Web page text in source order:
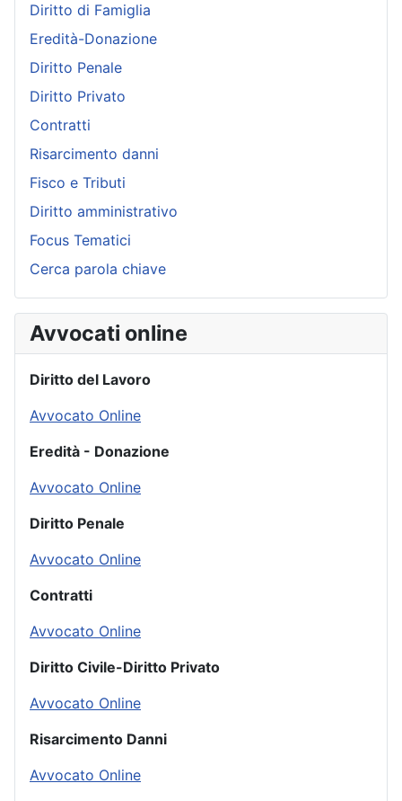
Diritto di Famiglia
Eredità-Donazione
Diritto Penale
Diritto Privato
Contratti
Risarcimento danni
Fisco e Tributi
Diritto amministrativo
Focus Tematici
Cerca parola chiave
Avvocati online
Diritto del Lavoro
Avvocato Online
Eredità - Donazione
Avvocato Online
Diritto Penale
Avvocato Online
Contratti
Avvocato Online
Diritto Civile-Diritto Privato
Avvocato Online
Risarcimento Danni
Avvocato Online